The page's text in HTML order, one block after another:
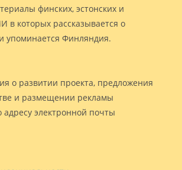
финских, эстонских и
в которых рассказывается о
упоминается Финляндия.
о развитии проекта, предложения
и размещении рекламы
электронной почты